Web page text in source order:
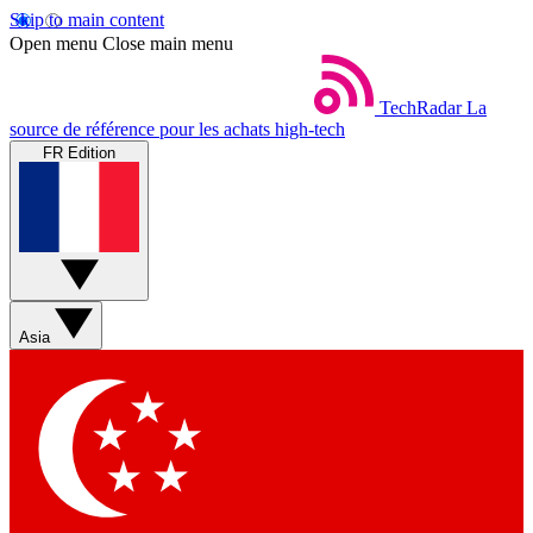
Skip to main content
Open menu Close main menu
TechRadar La
source de référence pour les achats high-tech
FR Edition
Asia